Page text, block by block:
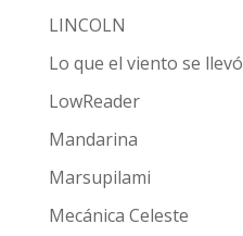
LINCOLN
Lo que el viento se llevó
LowReader
Mandarina
Marsupilami
Mecánica Celeste